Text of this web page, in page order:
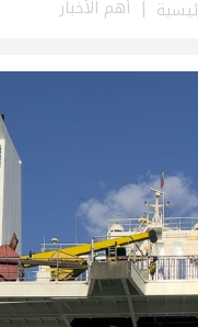
الأهلي
في حركة فتح
في حركة فتح
يُطلق حملة إلكترونية
يطلق حملة
في سجون
أهم الأخبار